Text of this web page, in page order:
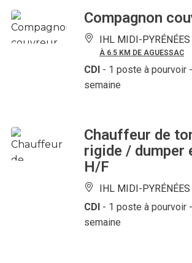
Compagnon
IHL MIDI-
À 6.5 KM DE AGUESSAC
CDI - 1 poste à pourvoir
semaine
Chauffeur de
rigide / dumper
H/F
IHL MIDI-
CDI - 1 poste à pourvoir
semaine